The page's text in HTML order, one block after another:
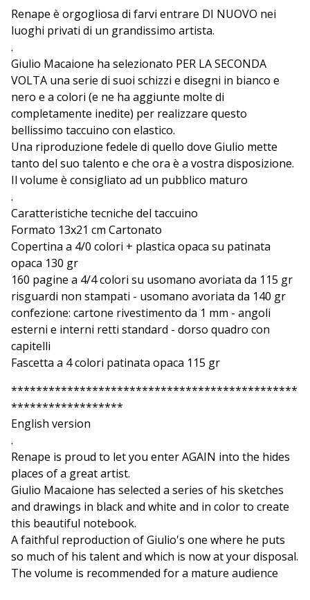
View cart
Renape è orgogliosa di farvi entrare DI NUOVO nei
luoghi privati di un grandissimo artista.
.
Giulio Macaione ha selezionato PER LA SECONDA
VOLTA una serie di suoi schizzi e disegni in bianco e
nero e a colori (e ne ha aggiunte molte di
completamente inedite) per realizzare questo
bellissimo taccuino con elastico.
Una riproduzione fedele di quello dove Giulio mette
tanto del suo talento e che ora è a vostra disposizione.
Il volume è consigliato ad un pubblico maturo
.
Caratteristiche tecniche del taccuino
Formato 13x21 cm Cartonato
Copertina a 4/0 colori + plastica opaca su patinata
opaca 130 gr
160 pagine a 4/4 colori su usomano avoriata da 115 gr
risguardi non stampati - usomano avoriata da 140 gr
confezione: cartone rivestimento da 1 mm - angoli
esterni e interni retti standard - dorso quadro con
capitelli
Fascetta a 4 colori patinata opaca 115 gr
**********************************************
******************
English version
.
Renape is proud to let you enter AGAIN into the hides
places of a great artist.
Giulio Macaione has selected a series of his sketches
and drawings in black and white and in color to create
this beautiful notebook.
A faithful reproduction of Giulio's one where he puts
so much of his talent and which is now at your disposal.
The volume is recommended for a mature audience